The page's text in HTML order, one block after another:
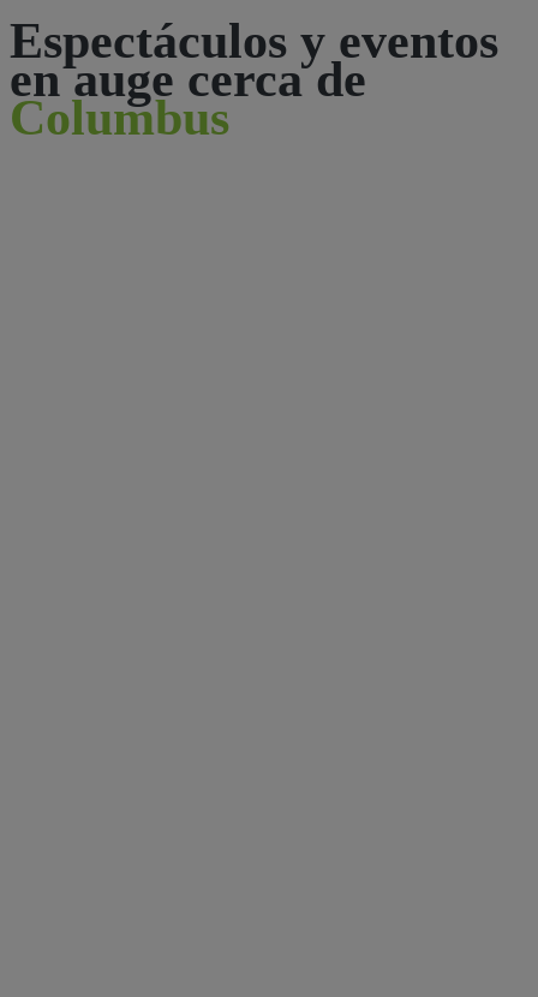
Espectáculos y eventos
en auge cerca de
Columbus